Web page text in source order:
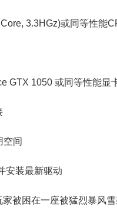
3.3HGz)或同等性能
1050 或同等性能显
间
装最新驱动
困在一座被猛烈暴风雪